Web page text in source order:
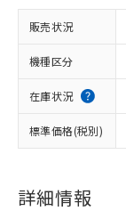
販売状況
機種区分
在庫状況
標準価格(税別)
詳細情報